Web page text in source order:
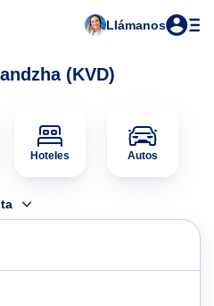
Llámanos
(KVD)
Hoteles Autos